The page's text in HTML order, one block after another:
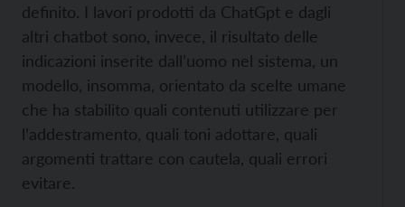
definito. I lavori prodotti da ChatGpt e dagli
altri chatbot sono, invece, il risultato delle
indicazioni inserite dall’uomo nel sistema, un
modello, insomma, orientato da scelte umane
che ha stabilito quali contenuti utilizzare per
l’addestramento, quali toni adottare, quali
argomenti trattare con cautela, quali errori
evitare.